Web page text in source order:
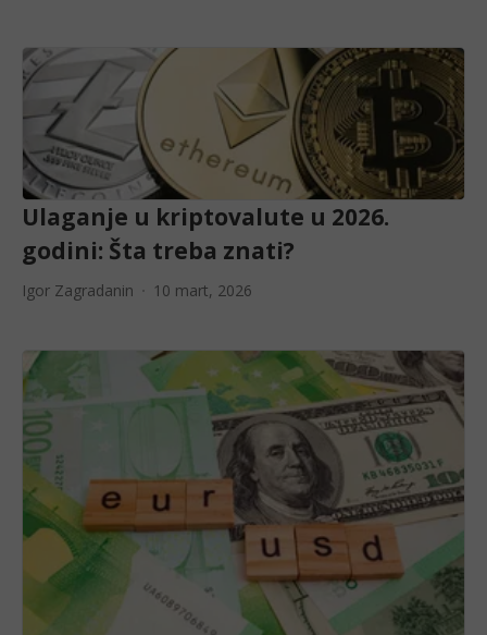
Ulaganje u kriptovalute u 2026.
godini: Šta treba znati?
Igor Zagradanin 10 mart, 2026